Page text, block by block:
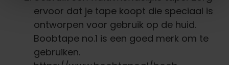
ervoor dat je tape koopt die speciaal is
ontworpen voor gebruik op de huid.
Boobtape no.1 is een goed merk om te
gebruiken.